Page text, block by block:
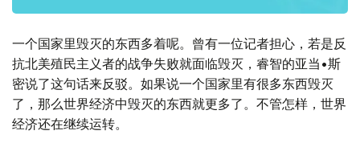
一个国家里毁灭的东西多着呢。曾有一位记者担心，若是反
抗北美殖民主义者的战争失败就面临毁灭，睿智的亚当•斯
密说了这句话来反驳。如果说一个国家里有很多东西毁灭
了，那么世界经济中毁灭的东西就更多了。不管怎样，世界
经济还在继续运转。